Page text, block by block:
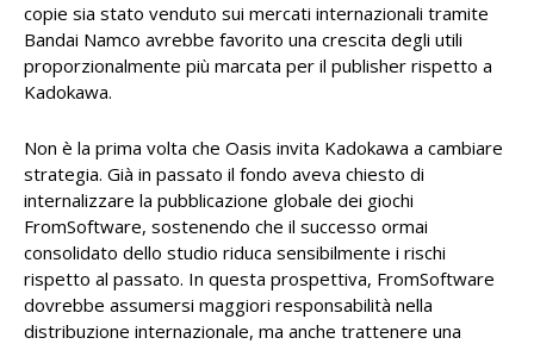
copie sia stato venduto sui mercati internazionali tramite
Bandai Namco avrebbe favorito una crescita degli utili
proporzionalmente più marcata per il publisher rispetto a
Kadokawa.
Non è la prima volta che Oasis invita Kadokawa a cambiare
strategia. Già in passato il fondo aveva chiesto di
internalizzare la pubblicazione globale dei giochi
FromSoftware, sostenendo che il successo ormai
consolidato dello studio riduca sensibilmente i rischi
rispetto al passato. In questa prospettiva, FromSoftware
dovrebbe assumersi maggiori responsabilità nella
distribuzione internazionale, ma anche trattenere una